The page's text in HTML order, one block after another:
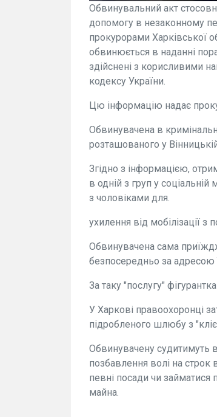
Обвинувальний акт
допомогу в незаконному
прокурорами Харківської
обвинюється в наданні
здійснені з корисливими
кодексу України.
Цю інформацію надає
Обвинувачена в
розташованого у
Згідно з інформацією,
в одній з груп у
з чоловіками для.
ухилення від мобілізації
Обвинувачена сама
безпосередньо за адресою
За таку "послугу"
У Харкові правоохоронці
підробленого шлюбу з
Обвинувачену судитимуть
позбавлення волі на
певні посади чи займатися
майна.